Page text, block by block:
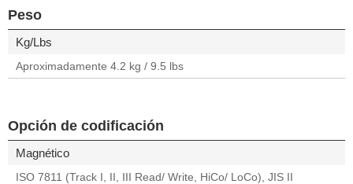
Peso
Kg/Lbs
Aproximadamente 4.2 kg / 9.5 lbs
Opción de codificación
Magnético
ISO 7811 (Track I, II, III Read/ Write, HiCo/ LoCo), JIS II